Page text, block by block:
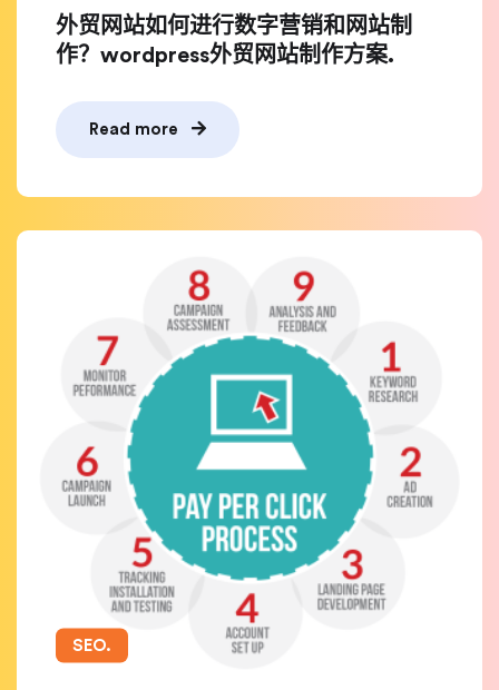
外贸网站如何进行数字营销和网站制
作？wordpress外贸网站制作方案.
Read more
SEO.